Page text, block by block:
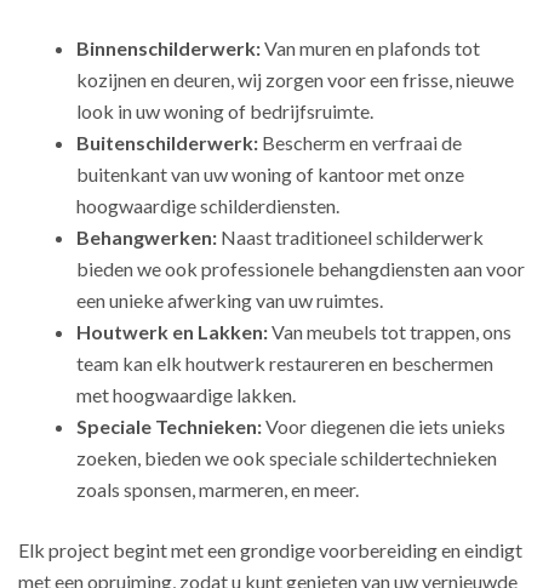
Binnenschilderwerk:Van muren en plafonds tot
kozijnen en deuren, wij zorgen voor een frisse, nieuwe
look in uw woning of bedrijfsruimte.
Buitenschilderwerk: Bescherm en verfraai de
buitenkant van uw woning of kantoor met onze
hoogwaardige schilderdiensten.
Behangwerken: Naast traditioneel schilderwerk
bieden we ook professionele behangdiensten aan voor
een unieke afwerking van uw ruimtes.
Houtwerk en Lakken:Van meubels tot trappen, ons
team kan elk houtwerk restaureren en beschermen
met hoogwaardige lakken.
Speciale Technieken:Voor diegenen die iets unieks
zoeken, bieden we ook speciale schildertechnieken
zoals sponsen, marmeren, en meer.
Elk project begint met een grondige voorbereiding en eindigt
met een opruiming, zodat u kunt genieten van uw vernieuwde